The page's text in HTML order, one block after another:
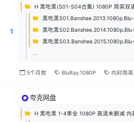
善恶因果在血腥混战中终结
1
...
5个月前 BluRay.1080P 内封简
夸克网盘